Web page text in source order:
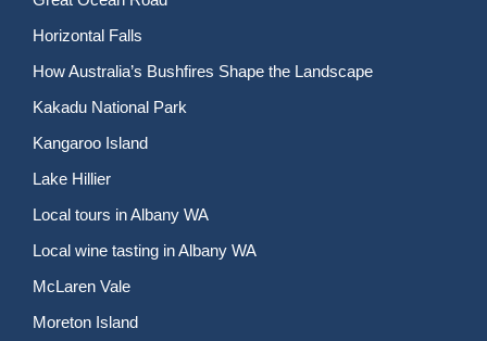
Horizontal Falls
How Australia’s Bushfires Shape the Landscape
Kakadu National Park
Kangaroo Island
Lake Hillier
Local tours in Albany WA
Local wine tasting in Albany WA
McLaren Vale
Moreton Island